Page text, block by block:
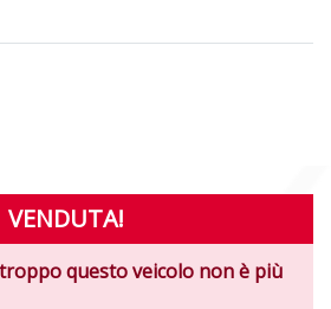
VENDUTA!
questo veicolo non è più